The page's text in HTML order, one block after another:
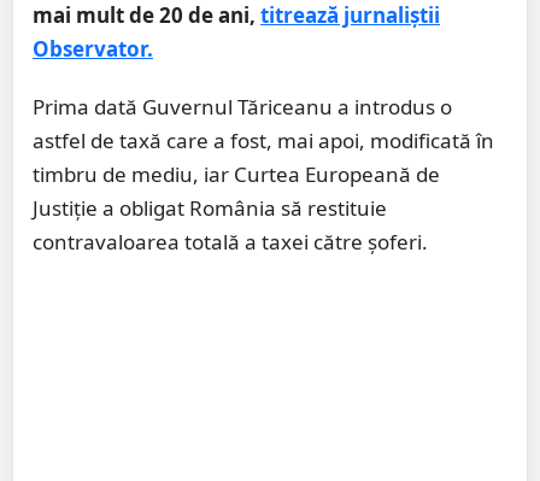
mai mult de 20 de ani, titrează jurnaliștii
Observator.
Prima dată Guvernul Tăriceanu a introdus o
astfel de taxă care a fost, mai apoi, modificată în
timbru de mediu, iar Curtea Europeană de
Justiţie a obligat România să restituie
contravaloarea totală a taxei către şoferi.